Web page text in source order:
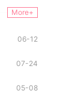
More+
06-12
07-24
05-08